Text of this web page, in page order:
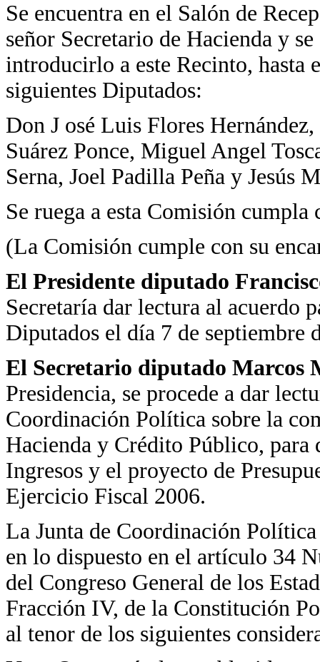
Se encuentra en el Salón de
señor Secretario de Hacienda y
introducirlo a este Recinto, hasta
siguientes Diputados:
Don J osé Luis Flores
Suárez Ponce, Miguel Angel
Serna, Joel Padilla Peña y Jesús
Se ruega a esta Comisión cumpla
(La Comisión cumple con su
El Presidente diputado
Secretaría dar lectura al acuerdo
Diputados el día 7 de septiembre
El Secretario diputado Marcos
Presidencia, se procede a dar
Coordinación Política sobre la
Hacienda y Crédito Público,
Ingresos y el proyecto de
Ejercicio Fiscal 2006.
La Junta de Coordinación
en lo dispuesto en el artículo 34
del Congreso General de los
Fracción IV, de la Constitución
al tenor de los siguientes